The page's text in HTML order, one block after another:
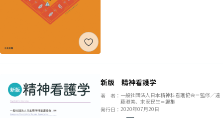
新版 精神看護学
著 者： 一般社団法人日本精神科看護協会＝監修／遠
藤淑美、末安民生＝編集
発行日： 2020年07月20日